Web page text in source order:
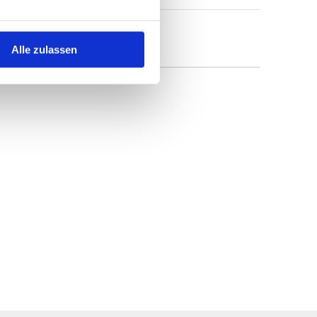
Alle zulassen